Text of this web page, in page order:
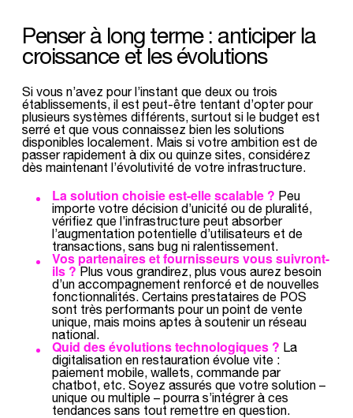
Penser à long terme : anticiper la
croissance et les évolutions
Si vous n’avez pour l’instant que deux ou trois
établissements, il est peut-être tentant d’opter pour
plusieurs systèmes différents, surtout si le budget est
serré et que vous connaissez bien les solutions
disponibles localement. Mais si votre ambition est de
passer rapidement à dix ou quinze sites, considérez
dès maintenant l’évolutivité de votre infrastructure.
La solution choisie est-elle scalable ? Peu
importe votre décision d’unicité ou de pluralité,
vérifiez que l’infrastructure peut absorber
l’augmentation potentielle d’utilisateurs et de
transactions, sans bug ni ralentissement.
Vos partenaires et fournisseurs vous suivront-
ils ? Plus vous grandirez, plus vous aurez besoin
d’un accompagnement renforcé et de nouvelles
fonctionnalités. Certains prestataires de POS
sont très performants pour un point de vente
unique, mais moins aptes à soutenir un réseau
national.
Quid des évolutions technologiques ? La
digitalisation en restauration évolue vite :
paiement mobile, wallets, commande par
chatbot, etc. Soyez assurés que votre solution –
unique ou multiple – pourra s’intégrer à ces
tendances sans tout remettre en question.